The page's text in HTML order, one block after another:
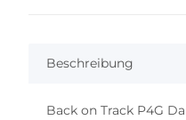
Beschreibung
Back on Track P4G